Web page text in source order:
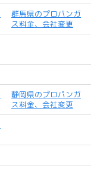
群馬県のプロパンガ
ス料金、会社変更
静岡県のプロパンガ
ス料金、会社変更